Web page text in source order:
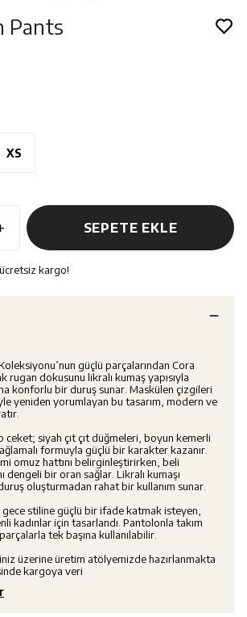
Pants
XS
SEPETE EKLE
kargo!
güçlü parçalarından Cora
rugan dokusunu likralı kumaş yapısıyla
konforlu bir duruş sunar. Maskülen çizgileri
yeniden yorumlayan bu tasarım, modern ve
ceket; siyah çıt çıt düğmeleri, boyun kemerli
formuyla güçlü bir karakter kazanır.
omuz hattını belirginleştirirken, beli
dengeli bir oran sağlar. Likralı kumaşı
oluşturmadan rahat bir kullanım sunar.
stiline güçlü bir ifade katmak isteyen,
kadınlar için tasarlandı. Pantolonla takım
tek başına kullanılabilir.
üzerine üretim atölyemizde hazırlanmakta
kargoya veri